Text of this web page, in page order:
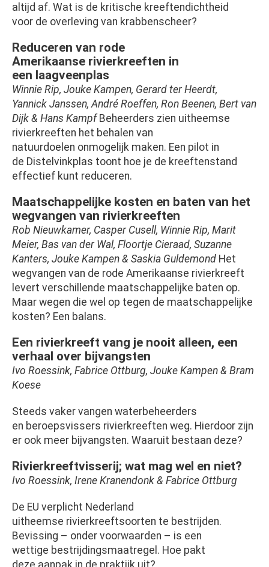
altijd af. Wat is de kritische kreeftendichtheid
voor de overleving van krabbenscheer?
Reduceren van rode
Amerikaanse rivierkreeften in
een laagveenplas
Winnie Rip, Jouke Kampen, Gerard ter Heerdt,
Yannick Janssen, André Roeffen, Ron Beenen, Bert van
Dijk & Hans Kampf Beheerders zien uitheemse
rivierkreeften het behalen van
natuurdoelen onmogelijk maken. Een pilot in
de Distelvinkplas toont hoe je de kreeftenstand
effectief kunt reduceren.
Maatschappelijke kosten en baten van het
wegvangen van rivierkreeften
Rob Nieuwkamer, Casper Cusell, Winnie Rip, Marit
Meier, Bas van der Wal, Floortje Cieraad, Suzanne
Kanters, Jouke Kampen & Saskia Guldemond Het
wegvangen van de rode Amerikaanse rivierkreeft
levert verschillende maatschappelijke baten op.
Maar wegen die wel op tegen de maatschappelijke
kosten? Een balans.
Een rivierkreeft vang je nooit alleen, een
verhaal over bijvangsten
Ivo Roessink, Fabrice Ottburg, Jouke Kampen & Bram
Koese
Steeds vaker vangen waterbeheerders
en beroepsvissers rivierkreeften weg. Hierdoor zijn
er ook meer bijvangsten. Waaruit bestaan deze?
Rivierkreeftvisserij; wat mag wel en niet?
Ivo Roessink, Irene Kranendonk & Fabrice Ottburg
De EU verplicht Nederland
uitheemse rivierkreeftsoorten te bestrijden.
Bevissing – onder voorwaarden – is een
wettige bestrijdingsmaatregel. Hoe pakt